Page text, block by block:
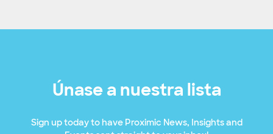
Únase a nuestra lista
Sign up today to have Proximic News, Insights and